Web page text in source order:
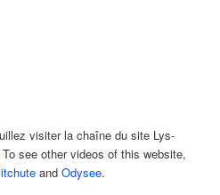
visiter la chaîne du site Lys-
To see other videos of this website,
andOdysee.